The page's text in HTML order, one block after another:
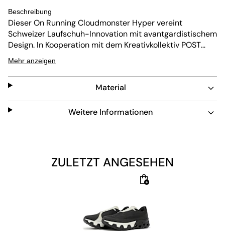
Beschreibung
Dieser On Running Cloudmonster Hyper vereint
Schweizer Laufschuh-Innovation mit avantgardistischem
Design. In Kooperation mit dem Kreativkollektiv POST
ARCHIVE FACTION (PAF) entsteht ein Sneaker, der
Performance und Stil auf ein neues Level hebt. Die neu
entwickelte Helion™ HF Dual-Foam-Dämpfung sorgt für
maximale Energierückgabe und ein dynamisches
Laufgefühl. Mit nur 313 g Gewicht und einem 6 mm Drop
bietet der Schuh eine ausgewogene Kombination aus
futuristische Formsprache von PAF, während High-Grip-
Schnürsenkel und perforierte Details Funktion und
Mehr anzeigen
Material
Weitere Informationen
ZULETZT ANGESEHEN